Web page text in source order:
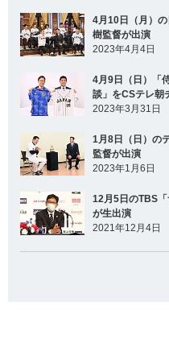
4月10日（月）
樹監督が出演
2023年4月4日
4月9日（日）「
談」をCSテレ朝
2023年3月31日
1月8日（日）の
監督が出演
2023年1月6日
12月5日のTBS
が生出演
2021年12月4日